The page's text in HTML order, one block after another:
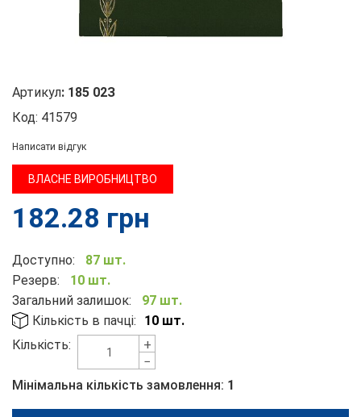
Артикул: 185 02З
Код: 41579
Написати відгук
ВЛАСНЕ ВИРОБНИЦТВО
182.28 грн
Доступно:
87 шт.
Резерв:
10 шт.
Загальний залишок:
97 шт.
Кількість в пачці:
10 шт.
Кількість:
+
−
Мінімальна кількість замовлення: 1